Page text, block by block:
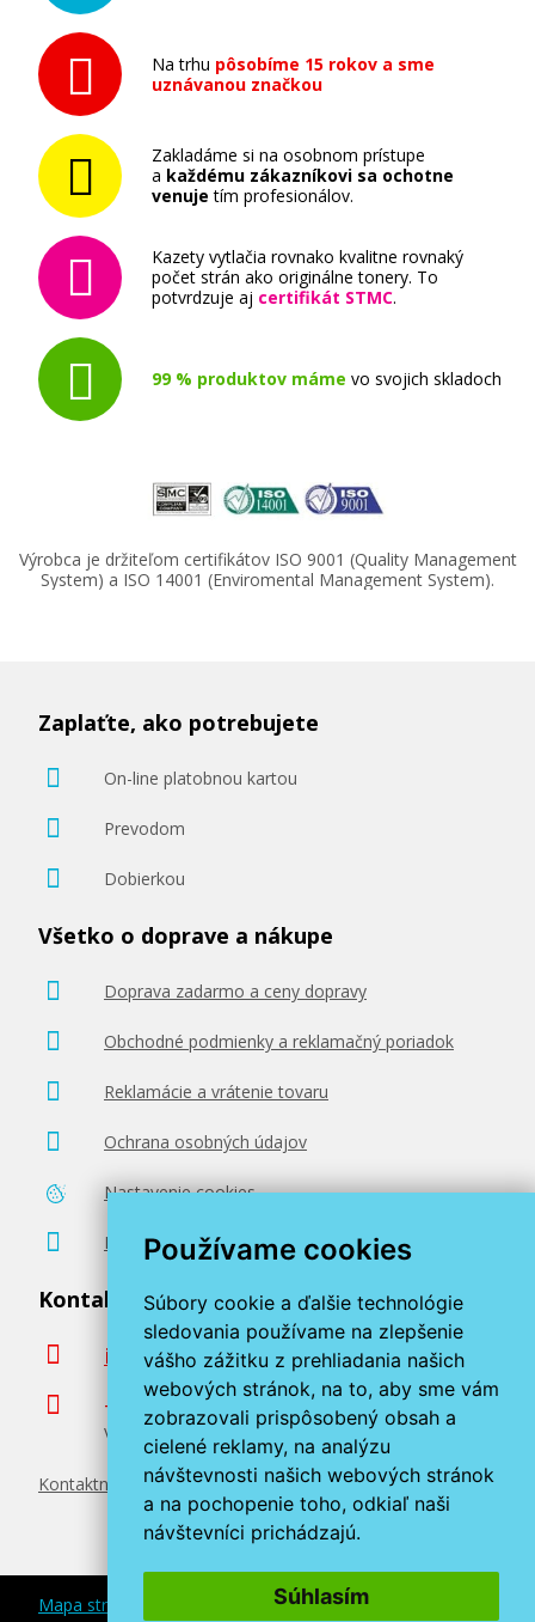
Používame cookies
Súbory cookie a ďalšie technológie
sledovania používame na zlepšenie
vášho zážitku z prehliadania našich
webových stránok, na to, aby sme vám
zobrazovali prispôsobený obsah a
cielené reklamy, na analýzu
návštevnosti našich webových stránok
a na pochopenie toho, odkiaľ naši
návštevníci prichádzajú.
Súhlasím
16,90 €
Sada originálných náplň EPSON T0715 -
obsahuje T0711-T0714
Súprava originálnych náplní
66,90 €
Na trhu pôsobíme 15 rokov a sme
uznávanou značkou
Zakladáme si na osobnom prístupe
a každému zákazníkovi sa ochotne
venuje tím profesionálov.
Kazety vytlačia rovnako kvalitne rovnaký
počet strán ako originálne tonery. To
potvrdzuje aj certifikát STMC.
99 % produktov máme vo svojich skladoch
Výrobca je držiteľom certifikátov ISO 9001 (Quality Management
System) a ISO 14001 (Enviromental Management System).
Zaplaťte, ako potrebujete
On-line platobnou kartou
Prevodom
Dobierkou
Všetko o doprave a nákupe
Doprava zadarmo a ceny dopravy
Obchodné podmienky a reklamačný poriadok
Reklamácie a vrátenie tovaru
Ochrana osobných údajov
Nastavenie cookies
Poradenstvo zadarmo
Kontaktujte nás
info@miroluk.sk
+420 377 222 313
Volajte v pracovné dni od 8. do 17. hod.
Kontaktné údaje
Mapa stránok